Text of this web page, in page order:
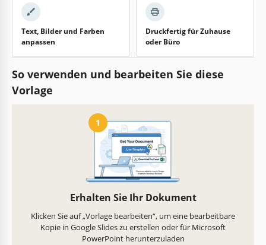
Text, Bilder und Farben
anpassen
Druckfertig für Zuhause
oder Büro
So verwenden und bearbeiten Sie diese
Vorlage
1
Erhalten Sie Ihr Dokument
Klicken Sie auf „Vorlage bearbeiten“, um eine bearbeitbare
Kopie in Google Slides zu erstellen oder für Microsoft
PowerPoint herunterzuladen